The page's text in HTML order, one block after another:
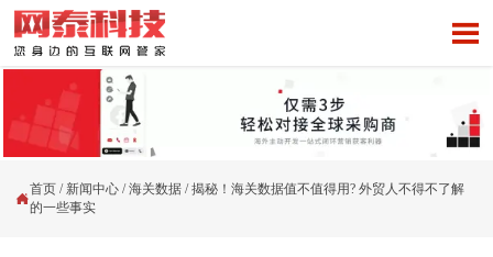


首页 / 新闻中心 /海关数据 /揭秘！海关数据值不值得用? 外贸人不得不了解
的一些事实